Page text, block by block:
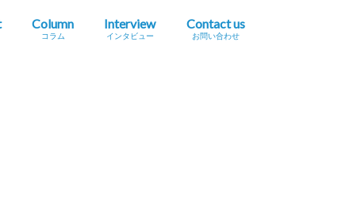
Column
コラム
Interview
インタビュー
Contact us
お問い合わせ